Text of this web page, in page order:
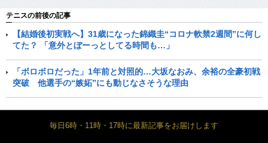
テニスの前後の記事
【結婚後初実戦へ】31歳になった錦織圭“コロナ軟禁2週間”に何し
てた？ 「意外とぼーっとしてる時間も…」
「ボロボロだった」1年前と対照的…大坂なおみ、余裕の全豪初戦
突破 他選手の“嫉妬”にも動じなさそうな理由
毎日6時・11時・17時に最新記事をお届けします